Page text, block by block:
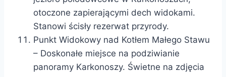
otoczone zapierającymi dech widokami.
Stanowi ścisły rezerwat przyrody.
Punkt Widokowy nad Kotłem Małego Stawu
– Doskonałe miejsce na podziwianie
panoramy Karkonoszy. Świetne na zdjęcia